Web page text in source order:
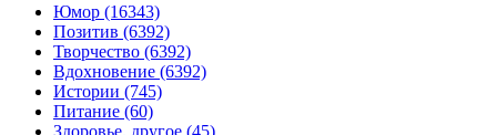
Юмор (16343)
Позитив (6392)
Творчество (6392)
Вдохновение (6392)
Истории (745)
Питание (60)
Здоровье, другое (45)